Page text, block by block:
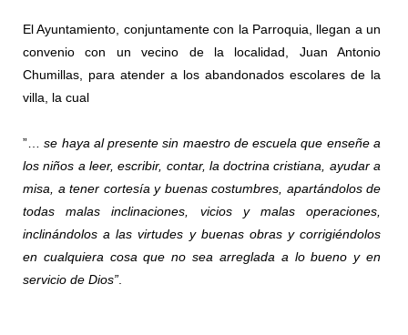
El Ayuntamiento, conjuntamente con la Parroquia, llegan a un
convenio con un vecino de la localidad, Juan Antonio
Chumillas, para atender a los abandonados escolares de la
villa, la cual
”…se haya al presente sin maestro de escuela que enseñe a
los niños a leer, escribir, contar, la doctrina cristiana, ayudar a
misa, a tener cortesía y buenas costumbres, apartándolos de
todas malas inclinaciones, vicios y malas operaciones,
inclinándolos a las virtudes y buenas obras y corrigiéndolos
en cualquiera cosa que no sea arreglada a lo bueno y en
servicio de Dios”.